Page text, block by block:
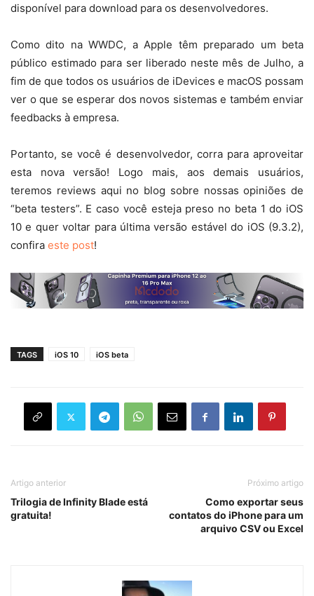
disponível para download para os desenvolvedores.
Como dito na WWDC, a Apple têm preparado um beta
público estimado para ser liberado neste mês de Julho, a
fim de que todos os usuários de iDevices e macOS possam
ver o que se esperar dos novos sistemas e também enviar
feedbacks à empresa.
Portanto, se você é desenvolvedor, corra para aproveitar
esta nova versão! Logo mais, aos demais usuários,
teremos reviews aqui no blog sobre nossas opiniões de
“beta testers”. E caso você esteja preso no beta 1 do iOS
10 e quer voltar para última versão estável do iOS (9.3.2),
confira este post!
TAGS iOS 10 iOS beta
Artigo anterior
Trilogia de Infinity Blade está
gratuita!
Próximo artigo
Como exportar seus
contatos do iPhone para um
arquivo CSV ou Excel